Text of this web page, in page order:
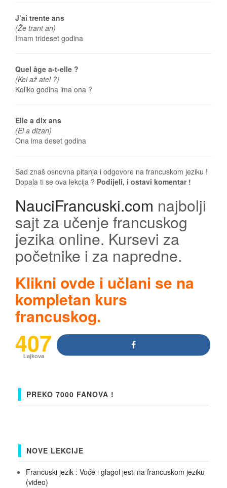
J’ai trente ans
(Že trant an)
Imam trideset godina
Quel âge a-t-elle ?
(Kel až atel ?)
Koliko godina ima ona ?
Elle a dix ans
(El a dizan)
Ona ima deset godina
Sad znaš osnovna pitanja i odgovore na francuskom jeziku !
Dopala ti se ova lekcija ? Podijeli, i ostavi komentar !
NauciFrancuski.com najbolji
sajt za učenje francuskog
jezika online. Kursevi za
početnike i za napredne.
Klikni ovde i učlani se na
kompletan kurs
francuskog.
407
Lajkova
PREKO 7000 FANOVA !
NOVE LEKCIJE
Francuski jezik : Voće i glagol jesti na francuskom jeziku
(video)